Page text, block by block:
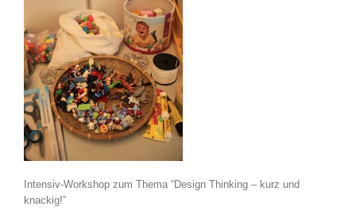
Intensiv-Workshop zum Thema “Design Thinking – kurz und
knackig!”